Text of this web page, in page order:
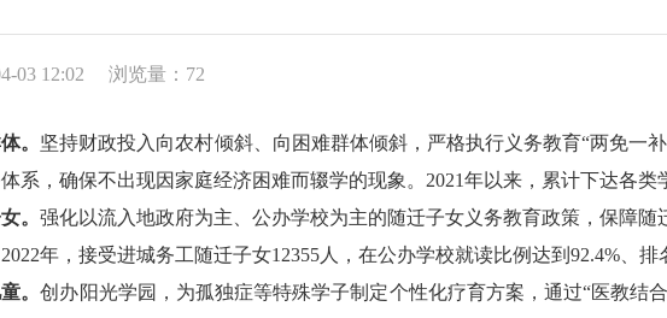
03 12:02 浏览量： 72
。 坚持财政投入向农村倾斜、向困难群体倾斜，严格执行义务教育“两免一补
系， 确保不出现因家庭经济困难而辍学的现象 。 2021年以来， 累计下达各类
。 强化以流入地政府为主、公办学校为主的随迁子女义务教育政策，保障
2022年，接受进城务工随迁子女12355人， 在公办学校就读比例达到 92.4%、 排
。创办阳光学园， 为孤独症等特殊学子制定个性化疗育方案，通过“医教结